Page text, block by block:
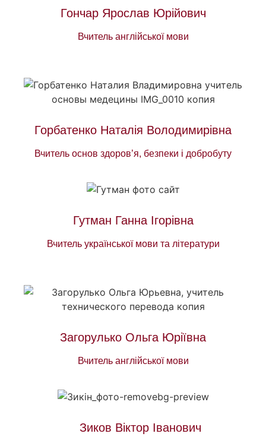
Гончар Ярослав Юрійович
Вчитель англійської мови
Горбатенко Наталія Володимирівна
Вчитель основ здоров’я, безпеки і добробуту
Гутман Ганна Ігорівна
Вчитель української мови та літератури
Загорулько Ольга Юріївна
Вчитель англійської мови
Зиков Віктор Іванович